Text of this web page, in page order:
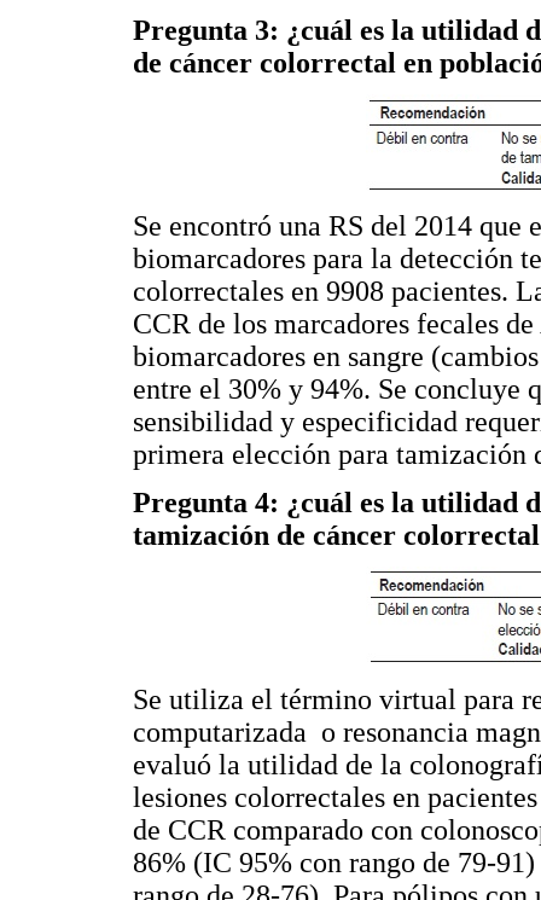
Pregunta 3: ¿cuál es la utilidad
de cáncer colorrectal en
Se encontró una RS del 2014
biomarcadores para la detección
colorrectales en 9908 pacientes.
CCR de los marcadores fecales
biomarcadores en sangre
entre el 30% y 94%. Se concluye
sensibilidad y especificidad
primera elección para tamización
Pregunta 4: ¿cuál es la utilidad
tamización de cáncer
Se utiliza el término virtual para
computarizada o resonancia
evaluó la utilidad de la
lesiones colorrectales en
de CCR comparado con
86% (IC 95% con rango de 79-